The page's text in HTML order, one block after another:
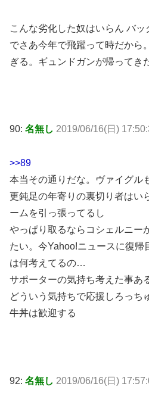
こんな劣化した奴はいらん バ
でさあ今年で飛躍って時だから
ぎる。ギュンドガンが帰ってき
90: 名無し 2019/06/16(日)
>>89
本当その通りだな。ヴァイグル
更鈍足の年寄りの裏切り者はい
ームを引っ張ってるし
やっぱり取るならコシェルニー
たい。今Yahoo!ニュースに復帰
は何考えてるの…
サポーターの気持ち考えた事あ
どういう気持ちで応援しろっち
牛丼は歓迎する
92: 名無し 2019/06/16(日)